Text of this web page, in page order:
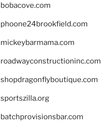
bobacove.com
phoone24brookfield.com
mickeybarmama.com
roadwayconstructioninc.com
shopdragonflyboutique.com
sportszilla.org
batchprovisionsbar.com